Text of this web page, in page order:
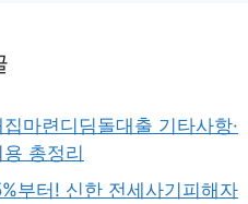
마련디딤돌대출 기타사항·
용 총정리
부터! 신한 전세사기피해자